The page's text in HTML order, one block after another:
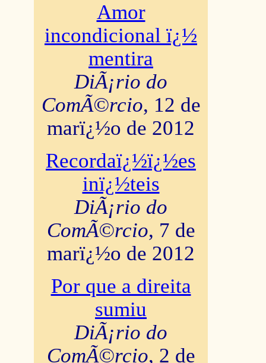
Amor
incondicional ï¿½
mentira
DiÃ¡rio do
ComÃ©rcio, 12 de
marï¿½o de 2012
Recordaï¿½ï¿½es
inï¿½teis
DiÃ¡rio do
ComÃ©rcio, 7 de
marï¿½o de 2012
Por que a direita
sumiu
DiÃ¡rio do
ComÃ©rcio, 2 de